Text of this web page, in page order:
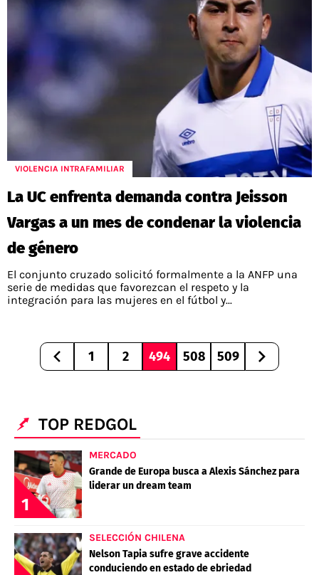
VIOLENCIA INTRAFAMILIAR
La UC enfrenta demanda contra Jeisson
Vargas a un mes de condenar la violencia
de género
El conjunto cruzado solicitó formalmente a la ANFP una
serie de medidas que favorezcan el respeto y la
integración para las mujeres en el fútbol y...
1 2 494 508 509
TOP REDGOL
1
MERCADO
Grande de Europa busca a Alexis Sánchez para
liderar un dream team
SELECCIÓN CHILENA
Nelson Tapia sufre grave accidente
conduciendo en estado de ebriedad